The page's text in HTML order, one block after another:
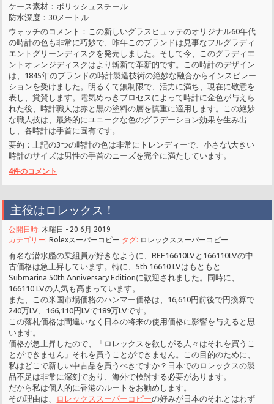
ケース素材：ポリッシュスチール
防水深度：30メートル
ウォッチのコメント：この新しいグラスヒュッテのオリジナル60年代
の時計の色も非常に巧妙で、昨年このブランドは見事なフルグラディ
エントグリーンディスクを発売しました。そして今、このグラディエ
ントオレンジディスクはより斬新で革新的です。この時計のデザイン
は、1845年のブランドの時計製造技術の絶妙な融合からインスピレー
ションを受けました。明るくて無制限で、活力に満ち、現在に敬意を
表し、賞賛します。電気めっきプロセスによって時計に金色が与えら
れた後、時計職人は赤と黒の塗料の層を慎重に適用します。この絶妙
な職人技は、最終的にユニークな色のグラデーション効果を生み出
し、各時計は手首に固有です。
要約：上記の3つの時計の色は非常にトレンディーで、小さな\大きい
時計のサイズは男性の手首のニーズを完全に満たしています。
4件のコメント
主役はロレックス！
公開日時: 木曜日 - 20 6月 2019
カテゴリー:Rolexスーパーコピー タグ: ロレックススーパーコピー
有名な潜水艦の乗組員が好きなように、REF16610LVと166110LVの中
古価格は急上昇しています。特に、5th 16610 LVはもともと
Submarina 50th Anniversary Editionに歓迎されました。同時に、
166110 LVの人気も高まっています。
また、この米国市場価格のハンマー価格は、16,610円前後で円換算で
240万LV、166,110円LVで189万LVです。
この落札価格は間違いなく日本の将来の使用価格に影響を与えると思
います。
価格が急上昇したので、「ロレックスを欲しがる人々はそれを買うこ
とができません」それを買うことができません。この目的のために、
私はどこで新しい中古品を買うべきですか？日本でのロレックスの製
品不足は非常に深刻であり、海外で検討する必要があります。
だから私は個人的に香港のルートをお勧めします。
その理由は、
ロレックススーパーコピーの好みが日本のそれとはわず